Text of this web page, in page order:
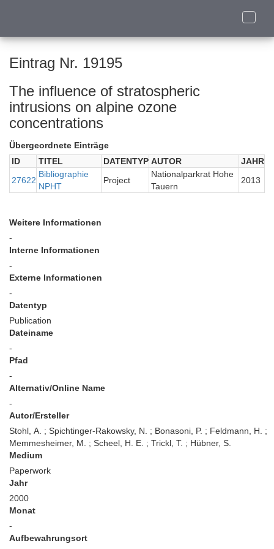
Toggle
Eintrag Nr. 19195
The influence of stratospheric
intrusions on alpine ozone
concentrations
Übergeordnete Einträge
ID
TITEL DATENTYP AUTOR
JAHR
27622
Bibliographie
NPHT
Project
Nationalparkrat Hohe
Tauern
2013
Weitere Informationen
-
Interne Informationen
-
Externe Informationen
-
Datentyp
Publication
Dateiname
-
Pfad
-
Alternativ/Online Name
-
Autor/Ersteller
Stohl, A. ; Spichtinger-Rakowsky, N. ; Bonasoni, P. ; Feldmann, H. ;
Memmesheimer, M. ; Scheel, H. E. ; Trickl, T. ; Hübner, S.
Medium
Paperwork
Jahr
2000
Monat
-
Aufbewahrungsort